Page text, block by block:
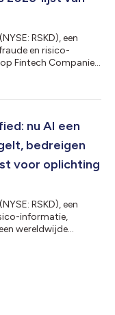
RSKD), een
en risico-
Fintech Companies
bedrijf voor
CNBC's website. Dit
nu AI een
bedreigen
voor oplichting
RSKD), een
informatie,
wereldwijde
enquête, gevoerd
Verenigde Staten,